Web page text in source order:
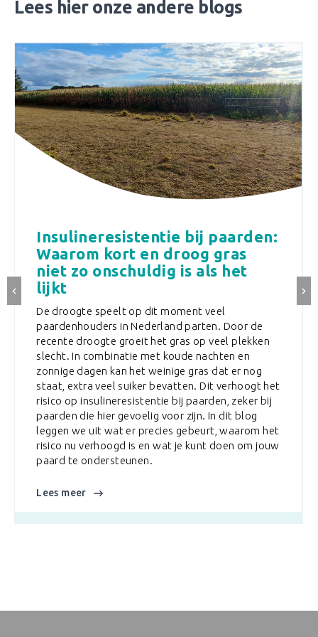
Lees hier onze andere blogs
Door de
plekken
er nog
het
zeker bij
dit blog
waarom het
om jouw
Artrose bij Paarden:
Herkenning, Zorg en
Ondersteuning
Wanneer jouw paard last heeft van
er natuurlijk alles aan doen om hem te
Artrose komt vaak voor bij paarden
hogere leeftijd, maar ook jongere
ermee te maken krijgen. In deze blog
we wat artrose precies is, hoe je het
herkennen en wat je kunt doen om
ondersteunen met goede zorg en
aanvullingen, zodat hij zich prettiger
voelen.
Lees meer